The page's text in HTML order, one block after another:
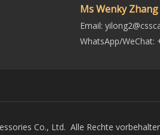
Ms Wenky Zhang
Email:
WhatsApp/WeChat:
Co., Ltd. Alle Rechte